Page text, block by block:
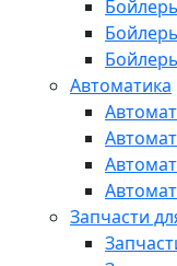
Автоматика
Запчасти